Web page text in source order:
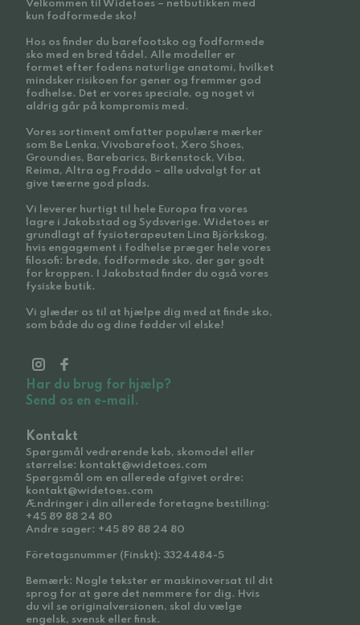
Velkommen til Widetoes – netbutikken med
kun fodformede sko!
Hos os finder du barefootsko og fodformede
sko med en bred tådel. Alle modeller er
formet efter fodens naturlige anatomi, hvilket
mindsker risikoen for gener og fremmer god
fodhelse. Det er vores speciale, og noget vi
aldrig går på kompromis med.
Vores sortiment omfatter populære mærker
som Be Lenka, Vivobarefoot, Xero Shoes,
Groundies, Barebarics, Birkenstock, Viba,
Reima, Altra og Froddo – alle udvalgt for at
give tæerne god plads.
Vi leverer hurtigt til hele Europa fra vores
lagre i Jakobstad og Sydsverige. Widetoes er
grundlagt af fysioterapeuten Lina Björkskog,
hvis engagement i fodhelse præger hele vores
filosofi: brede, fodformede sko, der gør godt
for kroppen. I Jakobstad finder du også vores
fysiske butik.
Vi glæder os til at hjælpe dig med at finde sko,
som både du og dine fødder vil elske!
Har du brug for hjælp?
Send os en e-mail.
Kontakt
Spørgsmål vedrørende køb, skomodel eller
størrelse: kontakt@widetoes.com
Spørgsmål om en allerede afgivet ordre:
kontakt@widetoes.com
Ændringer i din allerede foretagne bestilling:
+45 89 88 24 80
Andre sager: +45 89 88 24 80
Företagsnummer (Finskt): 3324484-5
Bemærk: Nogle tekster er maskinoversat til dit
sprog for at gøre det nemmere for dig. Hvis
du vil se originalversionen, skal du vælge
engelsk, svensk eller finsk.